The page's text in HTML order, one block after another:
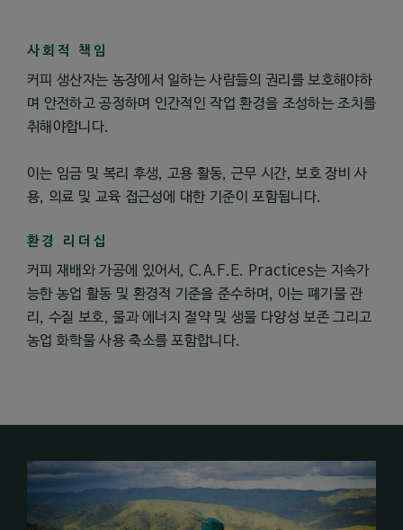
사회적 책임
커피 생산자는 농장에서 일하는 사람들의 권리를 보호해야하
며 안전하고 공정하며 인간적인 작업 환경을 조성하는 조치를
취해야합니다.
이는 임금 및 복리 후생, 고용 활동, 근무 시간, 보호 장비 사
용, 의료 및 교육 접근성에 대한 기준이 포함됩니다.
환경 리더십
커피 재배와 가공에 있어서, C.A.F.E. Practices는 지속가
능한 농업 활동 및 환경적 기준을 준수하며, 이는 폐기물 관
리, 수질 보호, 물과 에너지 절약 및 생물 다양성 보존 그리고
농업 화학물 사용 축소를 포함합니다.